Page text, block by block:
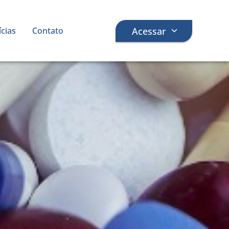
Contato Acessar